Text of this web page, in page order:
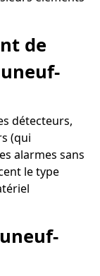
de
détecteurs,
(qui
alarmes sans
le type